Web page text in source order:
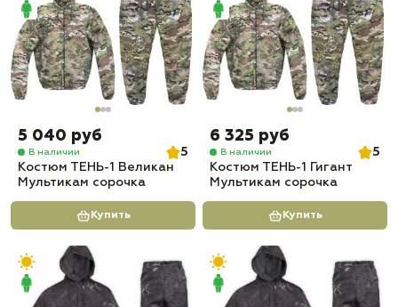
5 040 руб
В наличии
5
Костюм ТЕНЬ-1 Великан
Мультикам сорочка
Купить
6 325 руб
В наличии
5
Костюм ТЕНЬ-1 Гигант
Мультикам сорочка
Купить